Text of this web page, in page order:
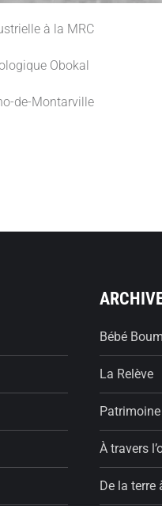
à la MRC
Obokal
de-Montarville
Bébé Boum
La Relève
À travers
De la terre